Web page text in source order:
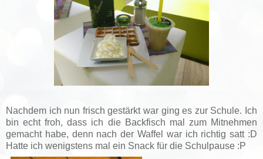
Nachdem ich nun frisch gestärkt war ging es zur Schule. Ich
bin echt froh, dass ich die Backfisch mal zum Mitnehmen
gemacht habe, denn nach der Waffel war ich richtig satt :D
Hatte ich wenigstens mal ein Snack für die Schulpause :P